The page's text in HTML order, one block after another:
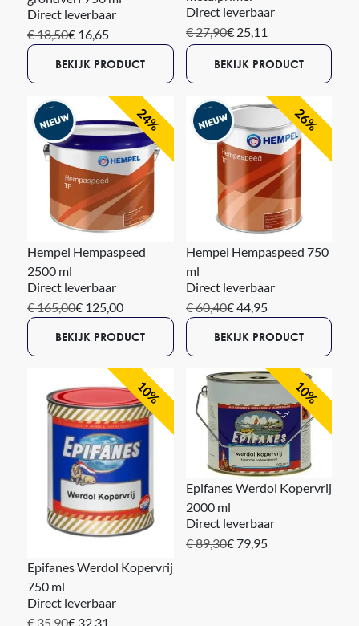
Direct leverbaar
€ 18,50€ 16,65
BEKIJK PRODUCT
Direct leverbaar
€ 27,90€ 25,11
BEKIJK PRODUCT
24%
Hempel Hempaspeed
2500 ml
Direct leverbaar
€ 165,00€ 125,00
BEKIJK PRODUCT
26%
Hempel Hempaspeed 750
ml
Direct leverbaar
€ 60,40€ 44,95
BEKIJK PRODUCT
10%
Epifanes Werdol Kopervrij
750 ml
Direct leverbaar
€ 35,90€ 32,31
10%
Epifanes Werdol Kopervrij
2000 ml
Direct leverbaar
€ 89,30€ 79,95